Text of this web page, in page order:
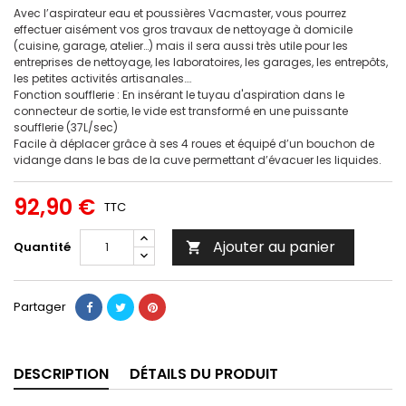
Avec l’aspirateur eau et poussières Vacmaster, vous pourrez
effectuer aisément vos gros travaux de nettoyage à domicile
(cuisine, garage, atelier…) mais il sera aussi très utile pour les
entreprises de nettoyage, les laboratoires, les garages, les entrepôts,
les petites activités artisanales….
Fonction soufflerie : En insérant le tuyau d'aspiration dans le
connecteur de sortie, le vide est transformé en une puissante
soufflerie (37L/sec)
Facile à déplacer grâce à ses 4 roues et équipé d’un bouchon de
vidange dans le bas de la cuve permettant d’évacuer les liquides.
92,90 € TTC
Quantité  Ajouter au panier
Partager
DESCRIPTION DÉTAILS DU PRODUIT